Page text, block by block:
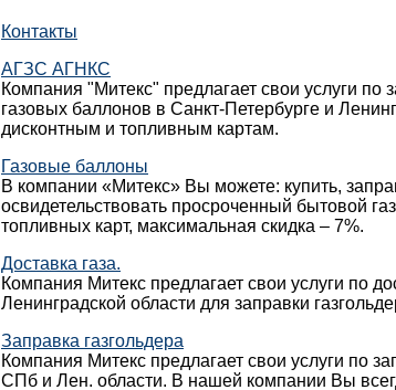
Контакты
АГЗС АГНКС
Компания "Митекс" предлагает свои услуги
газовых баллонов в Санкт-Петербурге и
дисконтным и топливным картам.
Газовые баллоны
В компании «Митекс» Вы можете: купить,
освидетельствовать просроченный бытовой
топливных карт, максимальная скидка – 7%.
Доставка газа.
Компания Митекс предлагает свои услуги по
Ленинградской области для заправки
Заправка газгольдера
Компания Митекс предлагает свои услуги по
СПб и Лен. области. В нашей компании Вы